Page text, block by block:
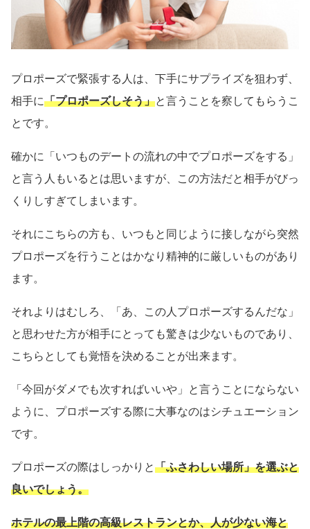
プロポーズで緊張する人は、下手にサプライズを狙わず、
相手に「プロポーズしそう」と言うことを察してもらうこ
とです。
確かに「いつものデートの流れの中でプロポーズをする」
と言う人もいるとは思いますが、この方法だと相手がびっ
くりしすぎてしまいます。
それにこちらの方も、いつもと同じように接しながら突然
プロポーズを行うことはかなり精神的に厳しいものがあり
ます。
それよりはむしろ、「あ、この人プロポーズするんだな」
と思わせた方が相手にとっても驚きは少ないものであり、
こちらとしても覚悟を決めることが出来ます。
「今回がダメでも次すればいいや」と言うことにならない
ように、プロポーズする際に大事なのはシチュエーション
です。
プロポーズの際はしっかりと「ふさわしい場所」を選ぶと
良いでしょう。
ホテルの最上階の高級レストランとか、人が少ない海と